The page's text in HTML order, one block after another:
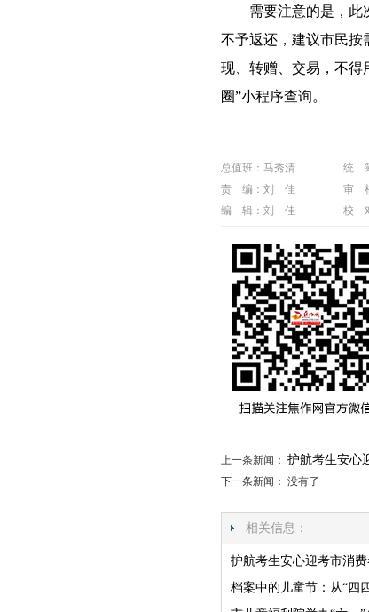
需要注意的是，此次
不予返还，建议市民按
现、转赠、交易，不得
圈”小程序查询。
总值班：马秀清
统
责 编：刘 佳
审
编 辑：刘 佳
校
上一条新闻：护航考生安心
下一条新闻： 没有了
相关信息：
护航考生安心迎考市消
档案中的儿童节：从“四